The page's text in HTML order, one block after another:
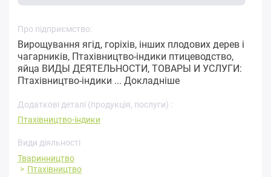
Про підприємство:
Вирощування ягід, горіхів, інших плодових дерев і
чагарників, Птахівництво-індики птицеводство,
яйца ВИДЫ ДЕЯТЕЛЬНОСТИ, ТОВАРЫ И УСЛУГИ:
Птахівництво-індики ... Докладніше
Додаткові деталі (продукція, послуги) :
Птахівництво-індики
Види діяльності
Тваринництво
Птахівництво